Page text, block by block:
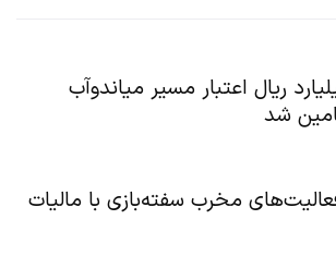
۲۹۰ میلیارد ریال اعتبار مسیر میاندوآب
مخرب سفته‌بازی با مالیات